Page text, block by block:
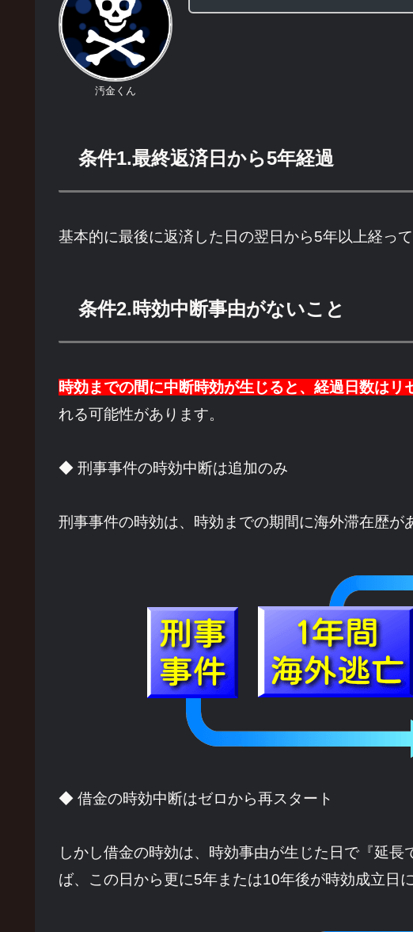
汚金くん
条件1.最終返済日から5年経過
基本的に最後に返済した日の翌日から5年以上経っ
条件2.時効中断事由がないこと
時効までの間に中断時効が生じると、経過日数は
れる可能性があります。
◆ 刑事事件の時効中断は追加のみ
刑事事件の時効は、時効までの期間に海外滞在歴が
◆ 借金の時効中断はゼロから再スタート
しかし借金の時効は、時効事由が生じた日で『延
ば、この日から更に5年または10年後が時効成立日に